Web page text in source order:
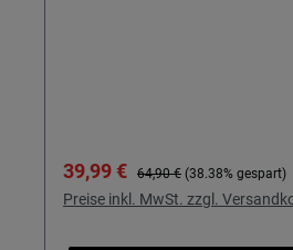
Verkaufspreis:
39,99 € Regulärer Preis:
64,90 € (38.38% gespart)
Preise inkl. MwSt. zzgl.